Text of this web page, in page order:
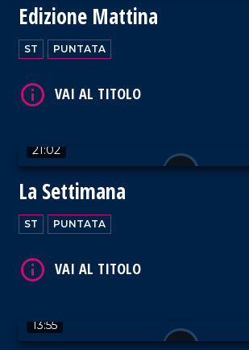
Edizione Mattina
ST PUNTATA
21:02
La Settimana
ST PUNTATA
13:55
VAI AL TITOLO